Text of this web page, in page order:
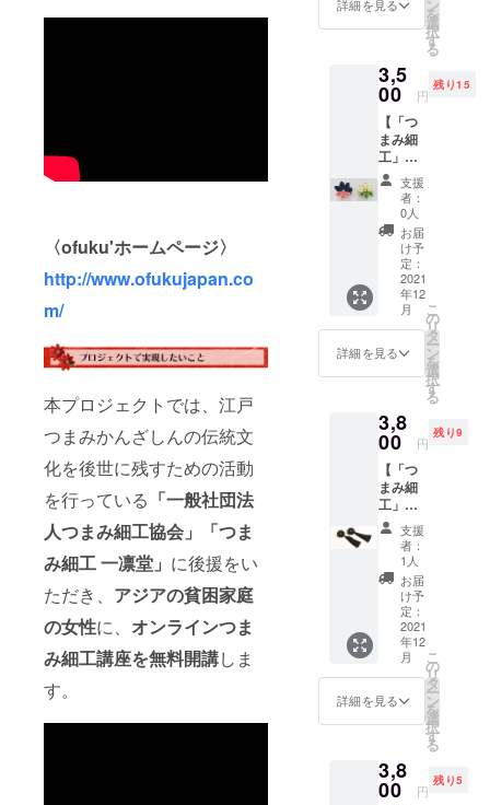
〈ofuku'ホームページ〉
http://www.ofukujapan.co
m/
本プロジェクトでは、江戸
つまみかんざしんの伝統文
化を後世に残すための活動
を行っている 「一般社団法
人つまみ細工協会」
「つま
み細工 一凛堂」 に後援をい
ただき、 アジアの貧困家庭
の女性に、 オンラインつま
み細工講座を無料開講しま
す。
33mm
〈イヤ
長 約
33mm
※消費
税・送
料込み
※手作り
のた
め、色
合いや
デザイ
ンが若
干異な
る場合
がござ
サイズ
は測り
り誤差
が出る
場合が
ござい
ます。
※つまみ
細工は
でんぷ
んのり
を使用
してい
るた
め、水
に弱い
商品に
なって
いま
す。
す。
〈素
工（直
径約
20mm
）正絹
羽二重
金具
チタン
ポスト
コット
ンパー
ル（直
径約
8mm）
〈ピア
ス〉 全
32mm
〈イヤ
長 約
32mm
※消費
税・送
料込み
※手作り
のた
め、色
合いや
デザイ
ンが若
干異な
る場合
がござ
サイズ
は測り
り誤差
が出る
場合が
りま
タッド
ピアス
合わせ
て自分
だけの
オリジ
ナルピ
アスと
しても
アレン
ジがで
きま
す。
〈素
まみ細
工（直
）正絹
羽二重
金具
チタン
ポスト
コット
ンパー
ル（直
径約
8mm）
〈ピア
ス〉 全
長 約
42mm
〈イヤ
グ〉 全
長 約
税・送
料込み
かさを
添えて
くれま
す。 ピ
アスは
バック
キャッ
チに、
イヤリ
ングは
コット
ンパー
ルの下
に「つ
まみ細
工」を
つけた
す。 お
手持ち
タッド
ピアス
と組み
合わせ
て自分
だけの
オリジ
ナルピ
アスと
しても
アレン
ジがで
す。
〈素
工（直
径約
が、上
品で華
な、
「ofuku
'」オリ
ジナル
デザイ
ンのイ
ヤーア
クセサ
リー。
上品で
洗練さ
れたデ
ザイン
のピア
スは、
フォー
マルな
かさを
添えて
くれま
す。 ピ
アスは
バック
キャッ
チに、
イヤリ
ングは
コット
ンパー
ルの下
に「つ
まみ細
工」を
つけた
す。 お
手持ち
詳細を見る ン
を
選
択
す
る
3,5
00 円
残り15
【「つ
まみ細
工」体
験オン
ライン
講座〜
マグ
ネット
作り】
「一般
社団法
人つま
み細工
協会」
認定講
師によ
まみ細
工」体
験オン
ライン
講座に
ご参加
いただ
きま
す。 伝
統のり
工法と
ボンド
工法の2
種類を
30分ず
つ体験
してい
み細
工」の
支援
者：
0人
お届
け予
定：
2021
年12
月
詳細を見る
こ
の
リ
タ
ー
ン
を
選
択
す
る
3,8
00 円
残り9
【「つ
まみ細
工」ピ
アスま
たはイ
ヤリン
グ
（黒・
丸つま
み＆フ
リン
ジ）】
「ofuku
'」オリ
ジナル
デザイ
ヤーア
クセサ
支援
者：
1人
お届
け予
定：
2021
年12
月
詳細を見る
こ
の
リ
タ
ー
ン
を
選
択
す
る
3,8
00 円
残り5